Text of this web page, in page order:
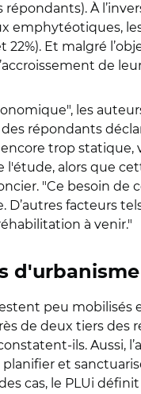
À
emphytéotiques,
Et malgré
de
les
répondants
trop
l'étude, alors que
"Ce besoin
facteurs
à venir."
d'urbanisme
peu
de deux tiers
ils. Aussi,
et
cas, le PLUi